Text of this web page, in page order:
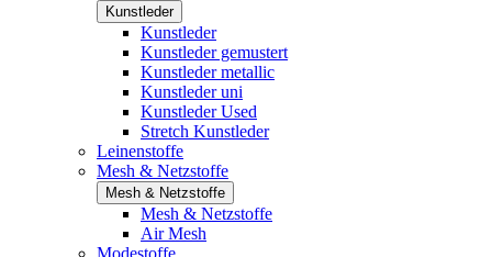
Kunstleder
Kunstleder
Kunstleder gemustert
Kunstleder metallic
Kunstleder uni
Kunstleder Used
Stretch Kunstleder
Leinenstoffe
Mesh & Netzstoffe
Mesh & Netzstoffe
Mesh & Netzstoffe
Air Mesh
Modestoffe